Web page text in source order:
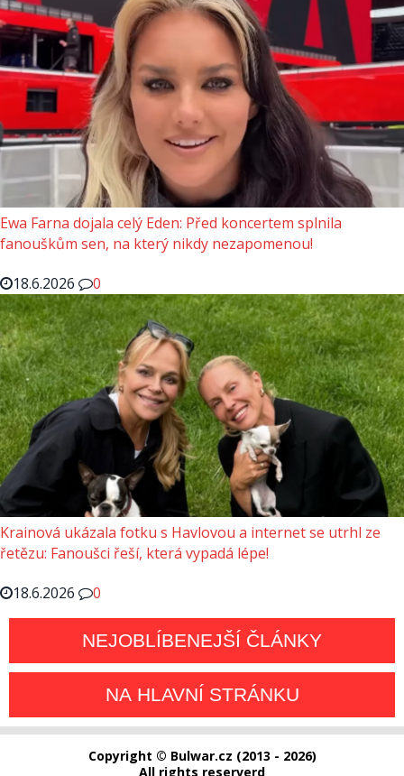
Ewa Farna dojala celý Eden: Před koncertem splnila
fanouškům sen, na který nikdy nezapomenou!
18.6.2026
0
Krainová ukázala fotku s Havlovou a internet se utrhl ze
řetězu: Fanoušci řeší, která vypadá lépe!
18.6.2026
0
NEJOBLÍBENEJŠÍ ČLÁNKY
NA HLAVNÍ STRÁNKU
Copyright © Bulwar.cz (2013 - 2026)
All rights reserverd